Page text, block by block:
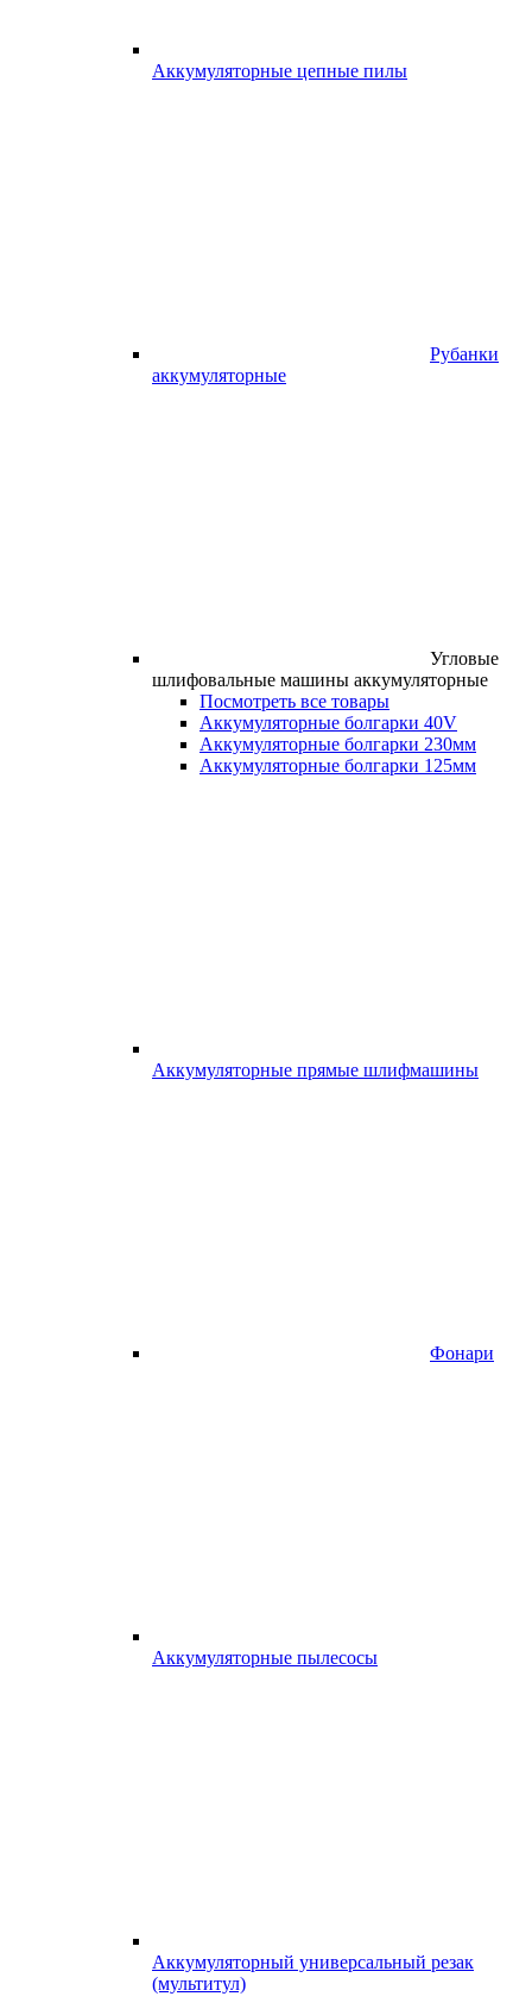
Аккумуляторные цепные пилы
Рубанки
аккумуляторные
Угловые
шлифовальные машины аккумуляторные
Посмотреть все товары
Аккумуляторные болгарки 40V
Аккумуляторные болгарки 230мм
Аккумуляторные болгарки 125мм
Аккумуляторные прямые шлифмашины
Фонари
Аккумуляторные пылесосы
Аккумуляторный универсальный резак
(мультитул)